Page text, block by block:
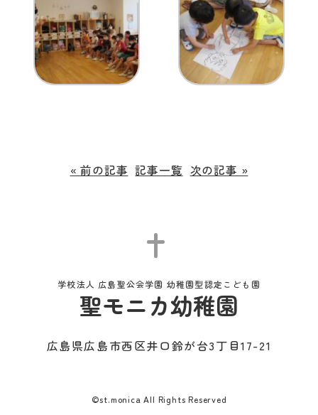
« 前の記事 記事一覧 次の記事 »
学校法人 広島聖公会学園 幼稚園型認定こども園
聖モニカ幼稚園
広島県広島市西区井口鈴が台3丁目17-21
©st.monica All Rights Reserved